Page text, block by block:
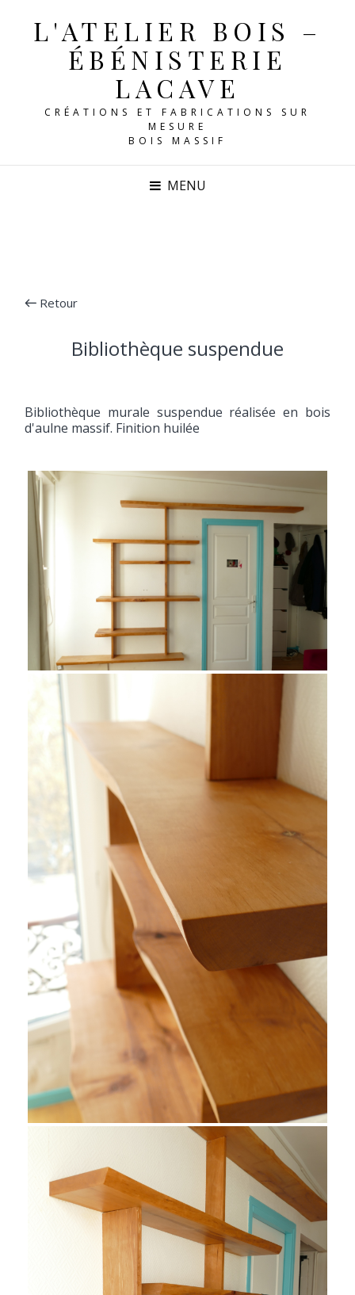
L'ATELIER BOIS –
ÉBÉNISTERIE
LACAVE
CRÉATIONS ET FABRICATIONS SUR
MESURE
MENU
Retour
Bibliothèque suspendue
Bibliothèque murale suspendue réalisée en bois
d'aulne massif. Finition huilée